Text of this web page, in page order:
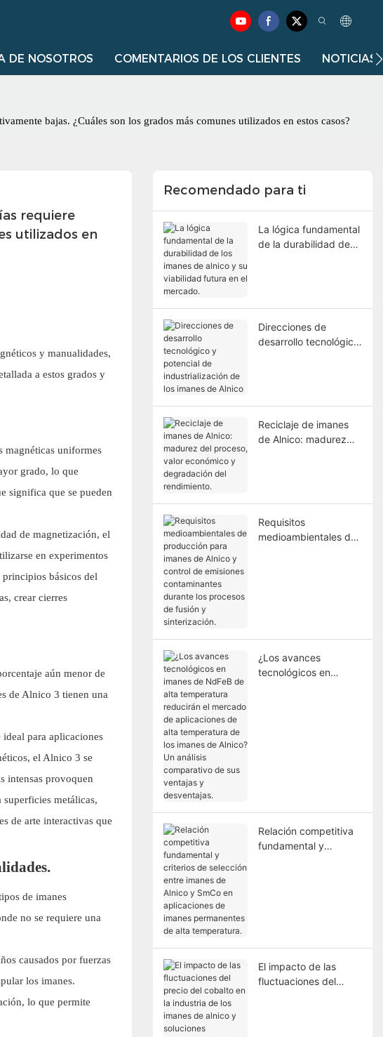
DE NOSOTROS COMENTARIOS DE LOS CLIENTES NOTICIAS
bajas. ¿Cuáles son los grados más comunes utilizados en estos casos?
requiere
utilizados en
y manualidades,
a estos grados y
magnéticas uniformes
grado, lo que
significa que se pueden
de magnetización, el
en experimentos
principios básicos del
crear cierres
aún menor de
de Alnico 3 tienen una
para aplicaciones
el Alnico 3 se
intensas provoquen
metálicas,
de arte interactivas que
de imanes
no se requiere una
causados ​​por fuerzas
los imanes.
lo que permite
Recomendado para ti
La lógica fundamental
de la durabilidad de
Direcciones de
desarrollo tecnológico
Reciclaje de imanes
de Alnico: madurez
Requisitos
medioambientales de
sinterización.
¿Los avances
tecnológicos en
Relación competitiva
fundamental y
El impacto de las
fluctuaciones del